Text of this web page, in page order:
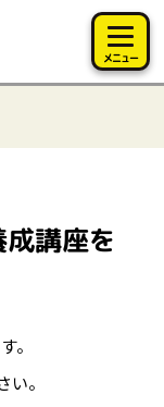
メニュー
講座を
。
い。